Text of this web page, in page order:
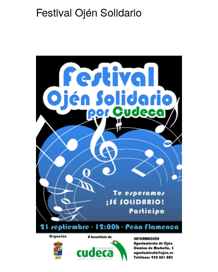
Festival Ojén Solidario